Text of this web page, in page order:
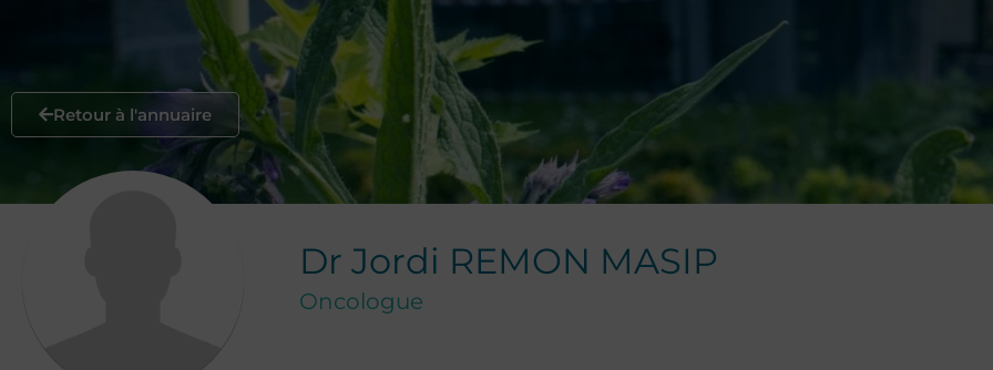
Retour à l'annuaire
Dr Jordi REMON MASIP
Oncologue